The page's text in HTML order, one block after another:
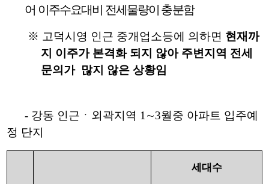
어 이주수요대비 전세물량이 충분함
※ 고덕시영 인근 중개업소등에 의하면 현재까
지 이주가 본격화 되지 않아 주변지역 전세
문의가 많지 않은 상황임
- 강동 인근ㆍ외곽지역 1∼3월중 아파트 입주예
정 단지
세대수